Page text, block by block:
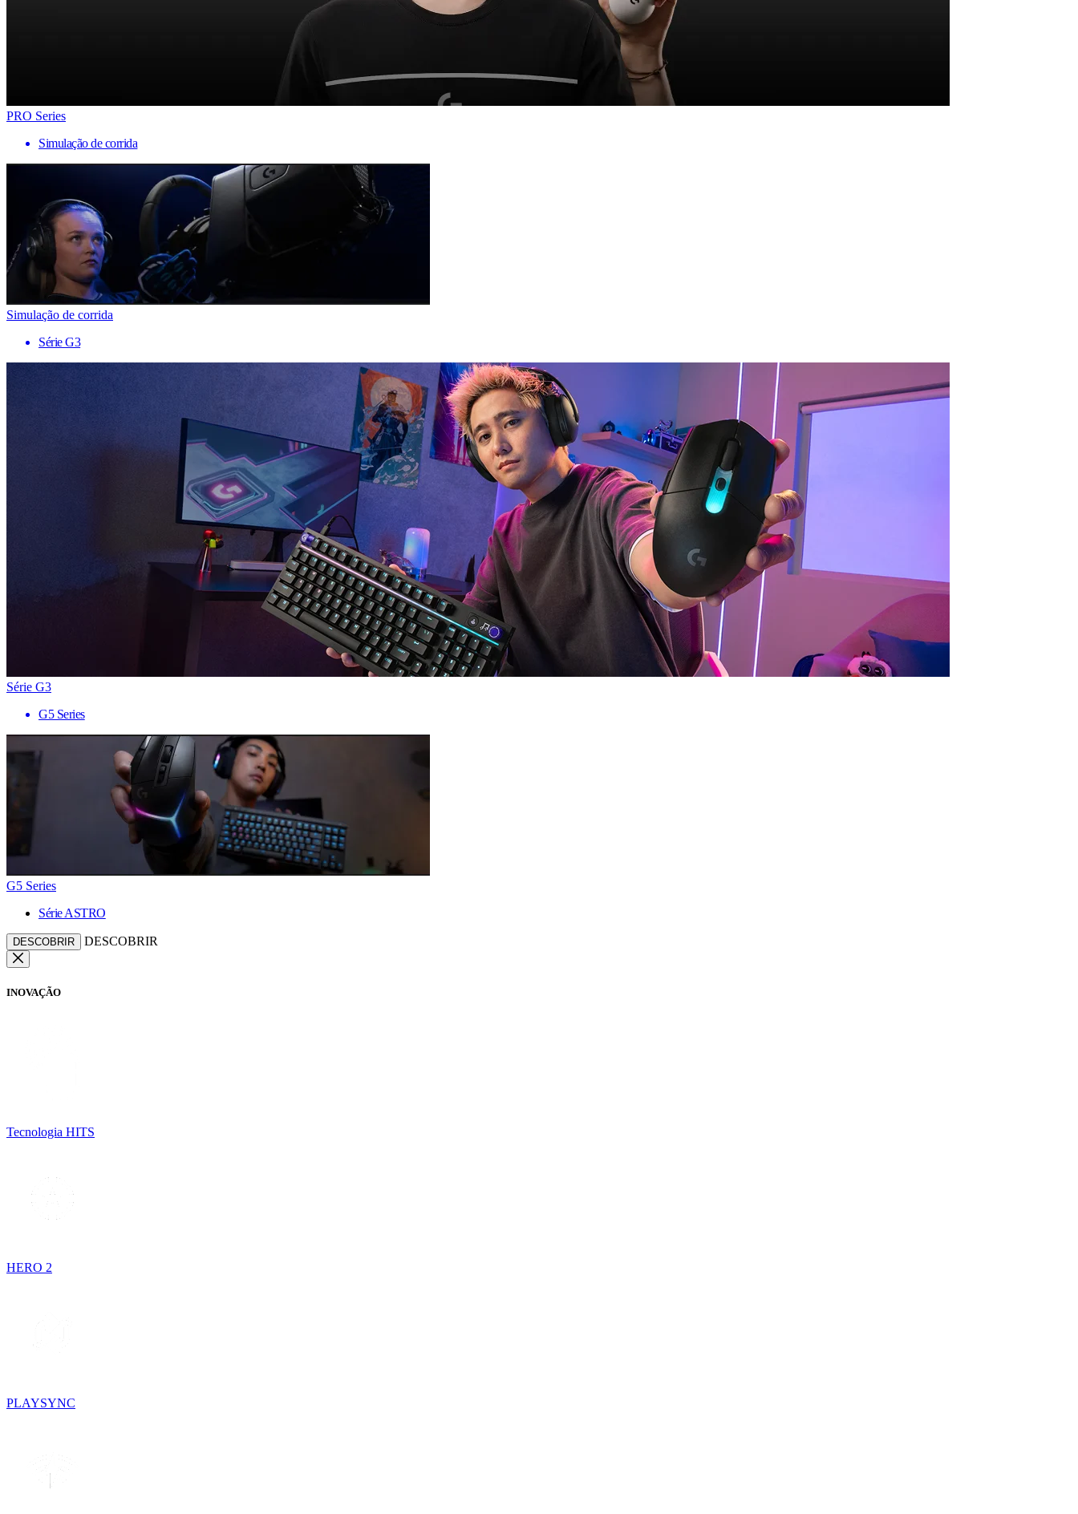
PRO Series
Simulação de corrida
Simulação de corrida
Série G3
Série G3
G5 Series
G5 Series
Série ASTRO
DESCOBRIR DESCOBRIR
INOVAÇÃO
Tecnologia HITS
HERO 2
PLAYSYNC